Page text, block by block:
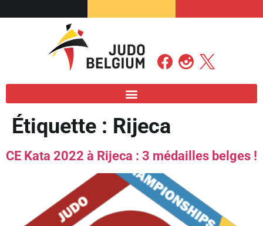
Étiquette : Rijeca
CE Kata 2022 à Rijeca : 3 médailles belges !